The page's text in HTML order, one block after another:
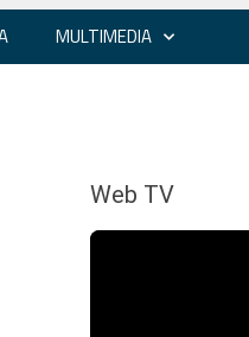
MULTIMEDIA
Web TV